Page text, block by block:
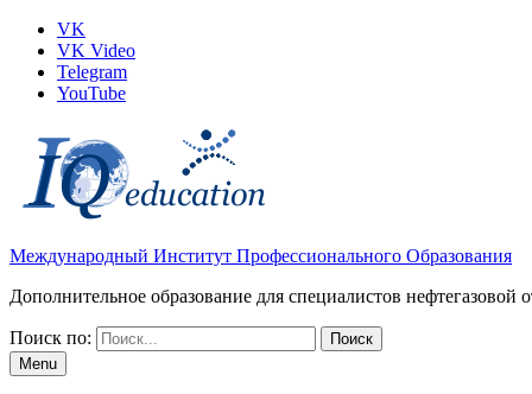
VK
VK Video
Telegram
YouTube
Международный Институт Профессионального Образования
Дополнительное образование для специалистов нефтегазовой
Поиск по:
Menu